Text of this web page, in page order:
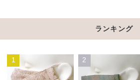
ランキング
1 2